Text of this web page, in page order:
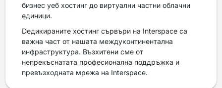
бизнес уеб хостинг до виртуални частни облачни
единици.
Dедикираните хостинг сървъри на Interspace са
важна част от нашата междуконтинентална
инфраструктура. Възхитени сме от
непрекъснатата професионална поддръжка и
превъзходната мрежа на Interspace.